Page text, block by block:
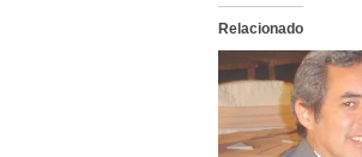
Relacionado